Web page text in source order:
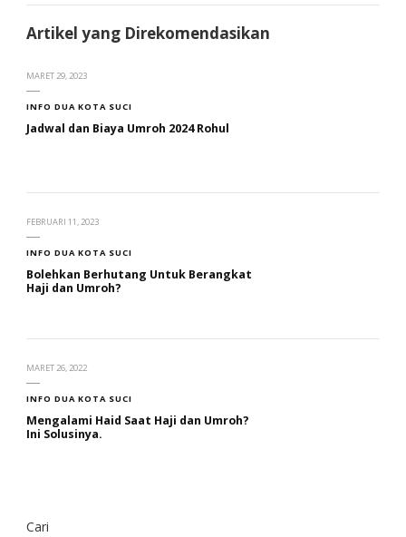
Artikel yang Direkomendasikan
MARET 29, 2023
INFO DUA KOTA SUCI
Jadwal dan Biaya Umroh 2024 Rohul
FEBRUARI 11, 2023
INFO DUA KOTA SUCI
Bolehkan Berhutang Untuk Berangkat
Haji dan Umroh?
MARET 26, 2022
INFO DUA KOTA SUCI
Mengalami Haid Saat Haji dan Umroh?
Ini Solusinya.
Cari